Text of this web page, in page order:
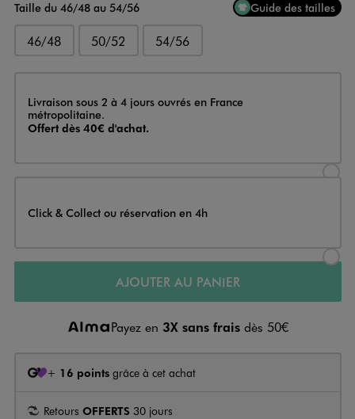
Taille du 46/48 au 54/56 Guide des tailles
46/48 50/52 54/56
Livraison
Livraison sous 2 à 4 jours ouvrés en France
métropolitaine.
Offert dès 40€ d'achat.
Click & Collect ou réservation en 4h
AJOUTER AU PANIER
Payez en 3X sans frais dès 50€
+ 16 points grâce à cet achat
Retours OFFERTS 30 jours